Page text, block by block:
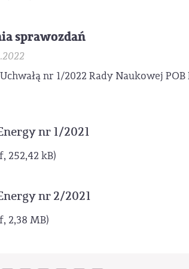
sprawozdań
nr 1/2022 Rady Naukowej POB
nr 1/2021
252,42 kB)
nr 2/2021
2,38 MB)